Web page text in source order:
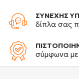
ΣΥΝΕΧΗΣ
δίπλα σας
σύμφωνα